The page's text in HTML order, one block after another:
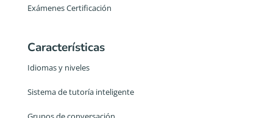
Exámenes Certificación
Características
Idiomas y niveles
Sistema de tutoría inteligente